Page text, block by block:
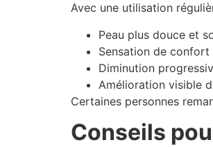
Avec une utilisation
Peau plus douce et
Sensation de confort
Diminution
Amélioration visible
Certaines personnes
Conseils